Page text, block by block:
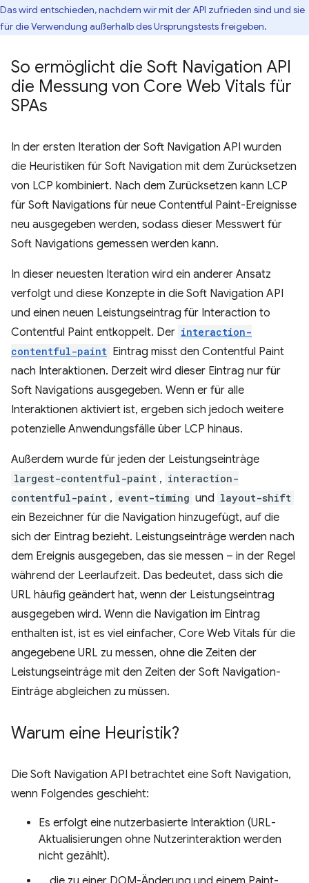
Das wird entschieden, nachdem wir mit der API zufrieden sind und sie
für die Verwendung außerhalb des Ursprungstests freigeben.
So ermöglicht die Soft Navigation API
die Messung von Core Web Vitals für
SPAs
In der ersten Iteration der Soft Navigation API wurden
die Heuristiken für Soft Navigation mit dem Zurücksetzen
von LCP kombiniert. Nach dem Zurücksetzen kann LCP
für Soft Navigations für neue Contentful Paint-Ereignisse
neu ausgegeben werden, sodass dieser Messwert für
Soft Navigations gemessen werden kann.
In dieser neuesten Iteration wird ein anderer Ansatz
verfolgt und diese Konzepte in die Soft Navigation API
und einen neuen Leistungseintrag für Interaction to
Contentful Paint entkoppelt. Der interaction-
contentful-paint Eintrag misst den Contentful Paint
nach Interaktionen. Derzeit wird dieser Eintrag nur für
Soft Navigations ausgegeben. Wenn er für alle
Interaktionen aktiviert ist, ergeben sich jedoch weitere
potenzielle Anwendungsfälle über LCP hinaus.
Außerdem wurde für jeden der Leistungseinträge
largest-contentful-paint , interaction-
contentful-paint , event-timing und layout-shift
ein Bezeichner für die Navigation hinzugefügt, auf die
sich der Eintrag bezieht. Leistungseinträge werden nach
dem Ereignis ausgegeben, das sie messen – in der Regel
während der Leerlaufzeit. Das bedeutet, dass sich die
URL häufig geändert hat, wenn der Leistungseintrag
ausgegeben wird. Wenn die Navigation im Eintrag
enthalten ist, ist es viel einfacher, Core Web Vitals für die
angegebene URL zu messen, ohne die Zeiten der
Leistungseinträge mit den Zeiten der Soft Navigation-
Einträge abgleichen zu müssen.
Warum eine Heuristik?
Die Soft Navigation API betrachtet eine Soft Navigation,
wenn Folgendes geschieht:
Es erfolgt eine nutzerbasierte Interaktion (URL-
Aktualisierungen ohne Nutzerinteraktion werden
nicht gezählt).